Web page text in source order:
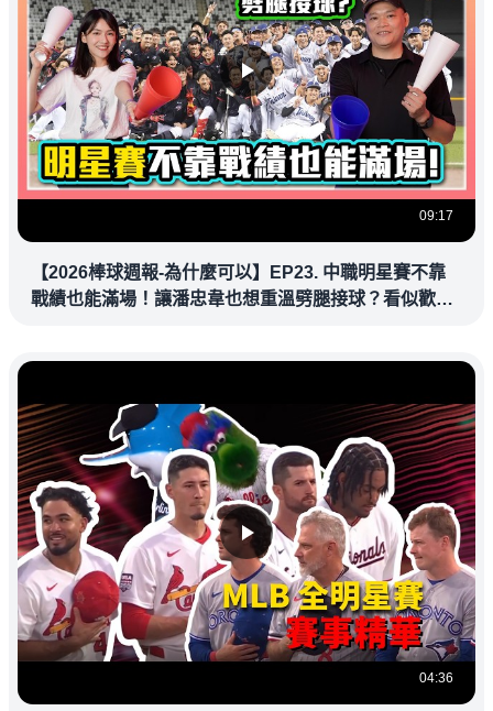
09:17
【2026棒球週報-為什麼可以】EP23. 中職明星賽不靠
戰績也能滿場！讓潘忠韋也想重溫劈腿接球？看似歡樂
04:36